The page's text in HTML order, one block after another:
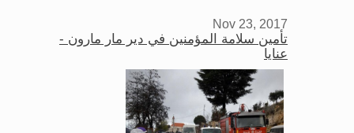
Nov 23, 2017
تأمين سلامة المؤمنين في دير مار مارون -
عنايا